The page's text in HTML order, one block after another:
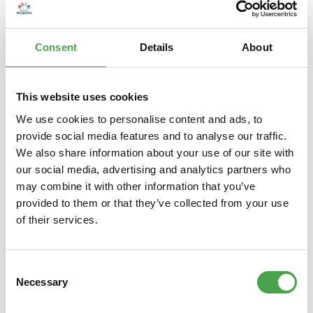
Consent Details About
This website uses cookies
We use cookies to personalise content and ads, to
provide social media features and to analyse our traffic.
We also share information about your use of our site with
our social media, advertising and analytics partners who
may combine it with other information that you’ve
provided to them or that they’ve collected from your use
of their services.
Selection
Necessary
Inklusive Bauanleitung (Englisch) Modellbauartikel - kein
Eigenschaften
Produktgalerie überspringen
Das könnte Ihnen auch gefallen